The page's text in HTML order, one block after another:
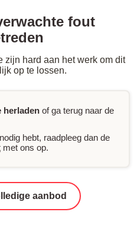
fout
zijn hard aan het werk om dit
op te lossen.
herladen of ga terug naar de
nodig hebt, raadpleeg dan de
met ons op.
aanbod